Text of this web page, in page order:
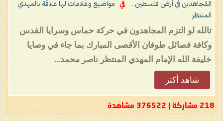
المُجاهدين في أرض فلسطين..
في
مواضيع وعلامات لها علاقة بالمهدي
المنتظر
تالله لو التزم المجاهدون في حركة حماس وسرايا القدس
وكافة فصائل طوفان الأقصى المبارك بما جاء في وصايا
خليفة الله الإمام المهدي المنتظر ناصر محمد...
شاهد أكثر
218 مشاركة | 376522 مشاهدة